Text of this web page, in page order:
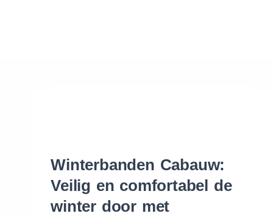
Winterbanden Cabauw:
Veilig en comfortabel de
winter door met